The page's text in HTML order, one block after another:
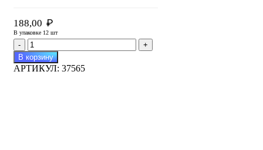
188,00 ₽
В упаковке 12 шт
Количество
товара
Ваза
д/
В корзину
АРТИКУЛ: 37565